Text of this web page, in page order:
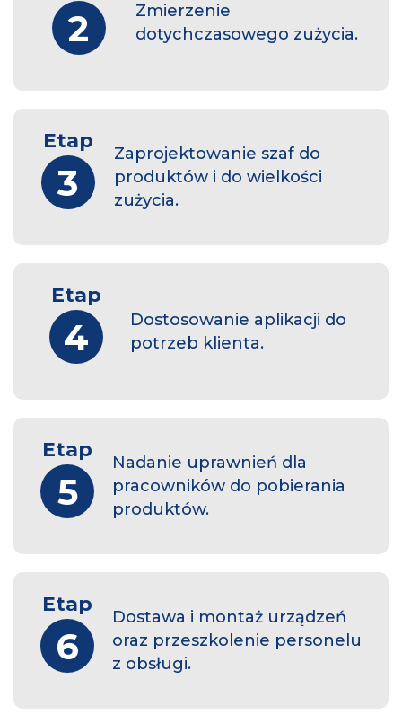
2
Zmierzenie
dotychczasowego zużycia.
Etap
3
Zaprojektowanie szaf do
produktów i do wielkości
zużycia.
Etap
4
Dostosowanie aplikacji do
potrzeb klienta.
Etap
5
Nadanie uprawnień dla
pracowników do pobierania
produktów.
Etap
6
Dostawa i montaż urządzeń
oraz przeszkolenie personelu
z obsługi.